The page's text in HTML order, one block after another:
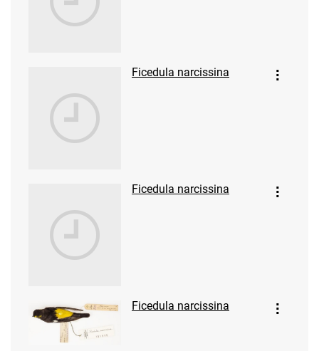
Ficedula narcissina
Ficedula narcissina
Ficedula narcissina